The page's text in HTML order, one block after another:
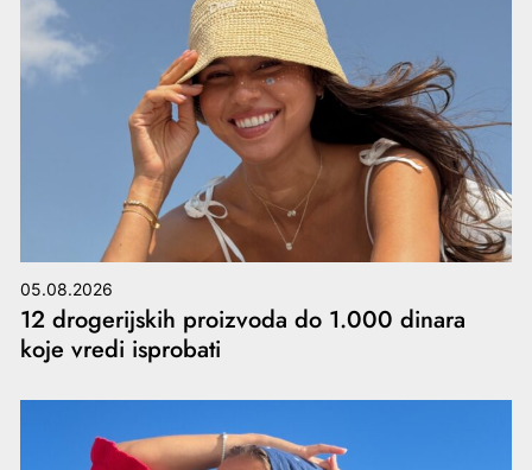
05.08.2026
12 drogerijskih proizvoda do 1.000 dinara
koje vredi isprobati